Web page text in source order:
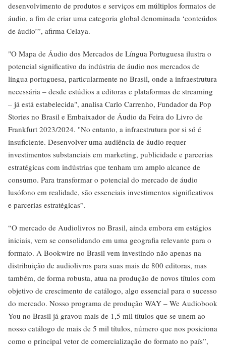
desenvolvimento de produtos e serviços em múltiplos formatos de
áudio, a fim de criar uma categoria global denominada ‘conteúdos
de áudio’”, afirma Celaya.
"O Mapa de Áudio dos Mercados de Língua Portuguesa ilustra o
potencial significativo da indústria de áudio nos mercados de
língua portuguesa, particularmente no Brasil, onde a infraestrutura
necessária – desde estúdios a editoras e plataformas de streaming
– já está estabelecida", analisa Carlo Carrenho, Fundador da Pop
Stories no Brasil e Embaixador de Áudio da Feira do Livro de
Frankfurt 2023/2024. "No entanto, a infraestrutura por si só é
insuficiente. Desenvolver uma audiência de áudio requer
investimentos substanciais em marketing, publicidade e parcerias
estratégicas com indústrias que tenham um amplo alcance de
consumo. Para transformar o potencial do mercado de áudio
lusófono em realidade, são essenciais investimentos significativos
e parcerias estratégicas”.
“O mercado de Audiolivros no Brasil, ainda embora em estágios
iniciais, vem se consolidando em uma geografia relevante para o
formato. A Bookwire no Brasil vem investindo não apenas na
distribuição de audiolivros para suas mais de 800 editoras, mas
também, de forma robusta, atua na produção de novos títulos com
objetivo de crescimento de catálogo, algo essencial para o sucesso
do mercado. Nosso programa de produção WAY – We Audiobook
You no Brasil já gravou mais de 1,5 mil títulos que se unem ao
nosso catálogo de mais de 5 mil títulos, número que nos posiciona
como o principal vetor de comercialização do formato no país”,